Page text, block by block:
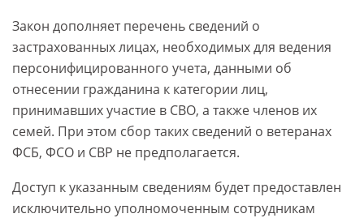
Закон дополняет перечень сведений о
застрахованных лицах, необходимых для ведения
персонифицированного учета, данными об
отнесении гражданина к категории лиц,
принимавших участие в СВО, а также членов их
семей. При этом сбор таких сведений о ветеранах
ФСБ, ФСО и СВР не предполагается.
Доступ к указанным сведениям будет предоставлен
исключительно уполномоченным сотрудникам